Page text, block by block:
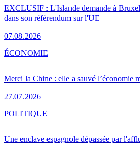
EXCLUSIF : L'Islande demande à
dans son référendum sur l'UE
07.08.2026
Merci la Chine : elle a sauvé l’économie
27.07.2026
ÉCONOMIE
Une enclave espagnole dépassée par
POLITIQUE